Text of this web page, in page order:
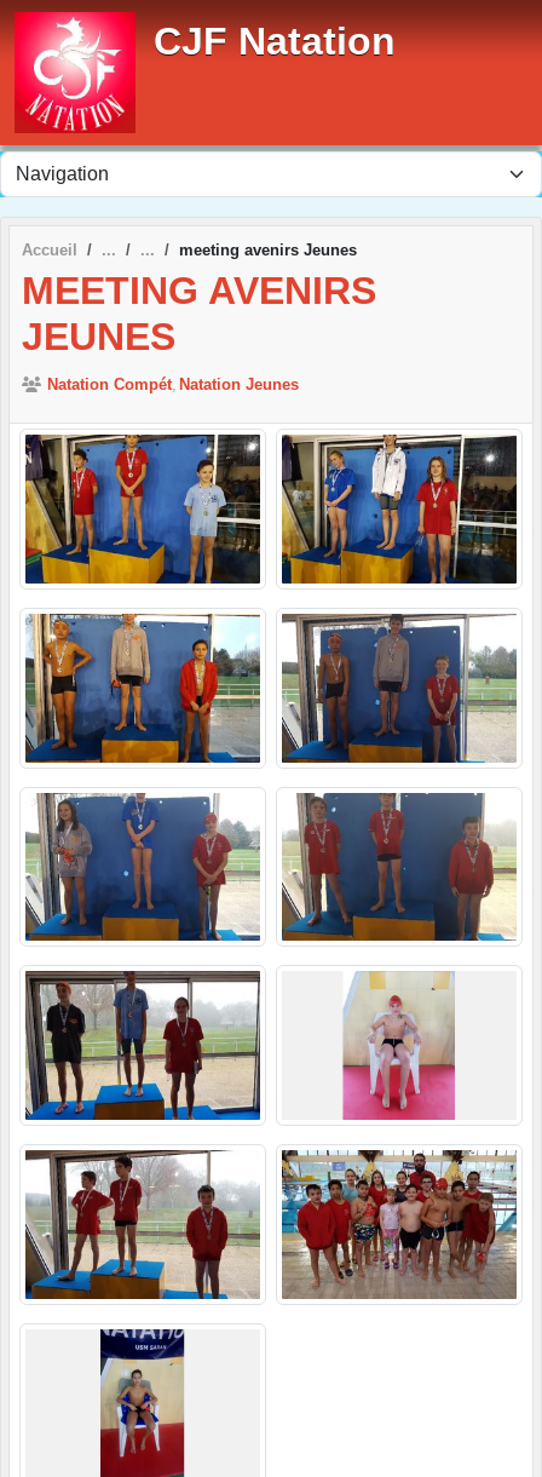
CJF Natation
Accueil meeting avenirs Jeunes
MEETING AVENIRS
JEUNES
Natation Compét Natation Jeunes
Panneau de gestion des cookies